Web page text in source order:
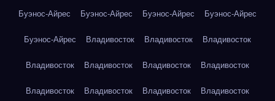
Буэнос-Айрес Буэнос-Айрес Буэнос-Айрес Буэнос-Айрес
Буэнос-Айрес Владивосток Владивосток Владивосток
Владивосток Владивосток Владивосток Владивосток
Владивосток Владивосток Владивосток Владивосток